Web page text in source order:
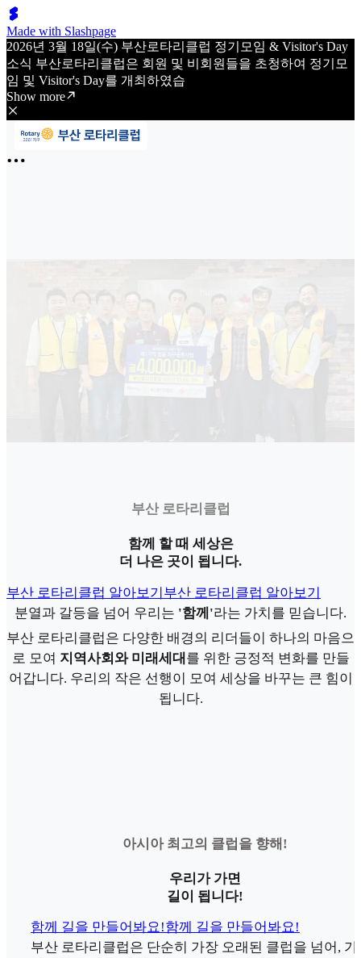
Made with Slashpage
2026년 3월 18일(수) 부산로타리클럽 정기모임 & Visitor's Day
소식 부산로타리클럽은 회원 및 비회원들을 초청하여 정기모
임 및 Visitor's Day를 개최하였습
Show more
부산 로타리클럽
함께 할 때 세상은
더 나은 곳이 됩니다.
부산 로타리클럽 알아보기 부산 로타리클럽 알아보기
분열과 갈등을 넘어 우리는 '함께'라는 가치를 믿습니다.
부산 로타리클럽은 다양한 배경의 리더들이 하나의 마음으
로 모여 지역사회와 미래세대 를 위한 긍정적 변화를 만들
어갑니다. 우리의 작은 선행이 모여 세상을 바꾸는 큰 힘이
됩니다.
아시아 최고의 클럽을 향해!
우리가 가면
길이 됩니다!
함께 길을 만들어봐요!함께 길을 만들어봐요!
부산 로타리클럽은 단순히 가장 오래된 클럽을 넘어, 가